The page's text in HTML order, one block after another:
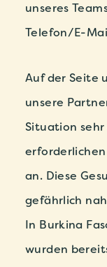
unseres
Telefon/E-
Auf der Seite
unsere
Situation
an. Diese
gefährlich
In Burkina
wurden